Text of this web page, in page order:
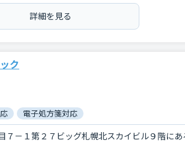
詳細を見る
ク
電子処方箋対応
７－１第２７ビッグ札幌北スカイビル９階にあ